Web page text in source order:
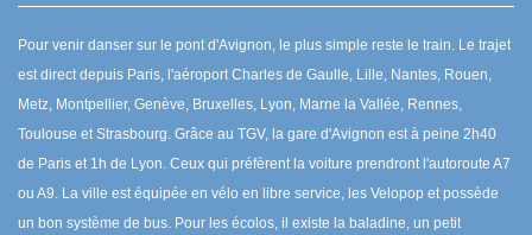
Pour venir danser sur le pont d'Avignon, le plus simple reste le train. Le trajet
est direct depuis Paris, l'aéroport Charles de Gaulle, Lille, Nantes, Rouen,
Metz, Montpellier, Genève, Bruxelles, Lyon, Marne la Vallée, Rennes,
Toulouse et Strasbourg. Grâce au TGV, la gare d'Avignon est à peine 2h40
de Paris et 1h de Lyon. Ceux qui préfèrent la voiture prendront l'autoroute A7
ou A9. La ville est équipée en vélo en libre service, les Velopop et possède
un bon système de bus. Pour les écolos, il existe la baladine, un petit